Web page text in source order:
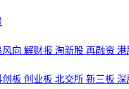
风向 解财报 淘新股 再融资 港
创板 创业板 北交所 新三板 深